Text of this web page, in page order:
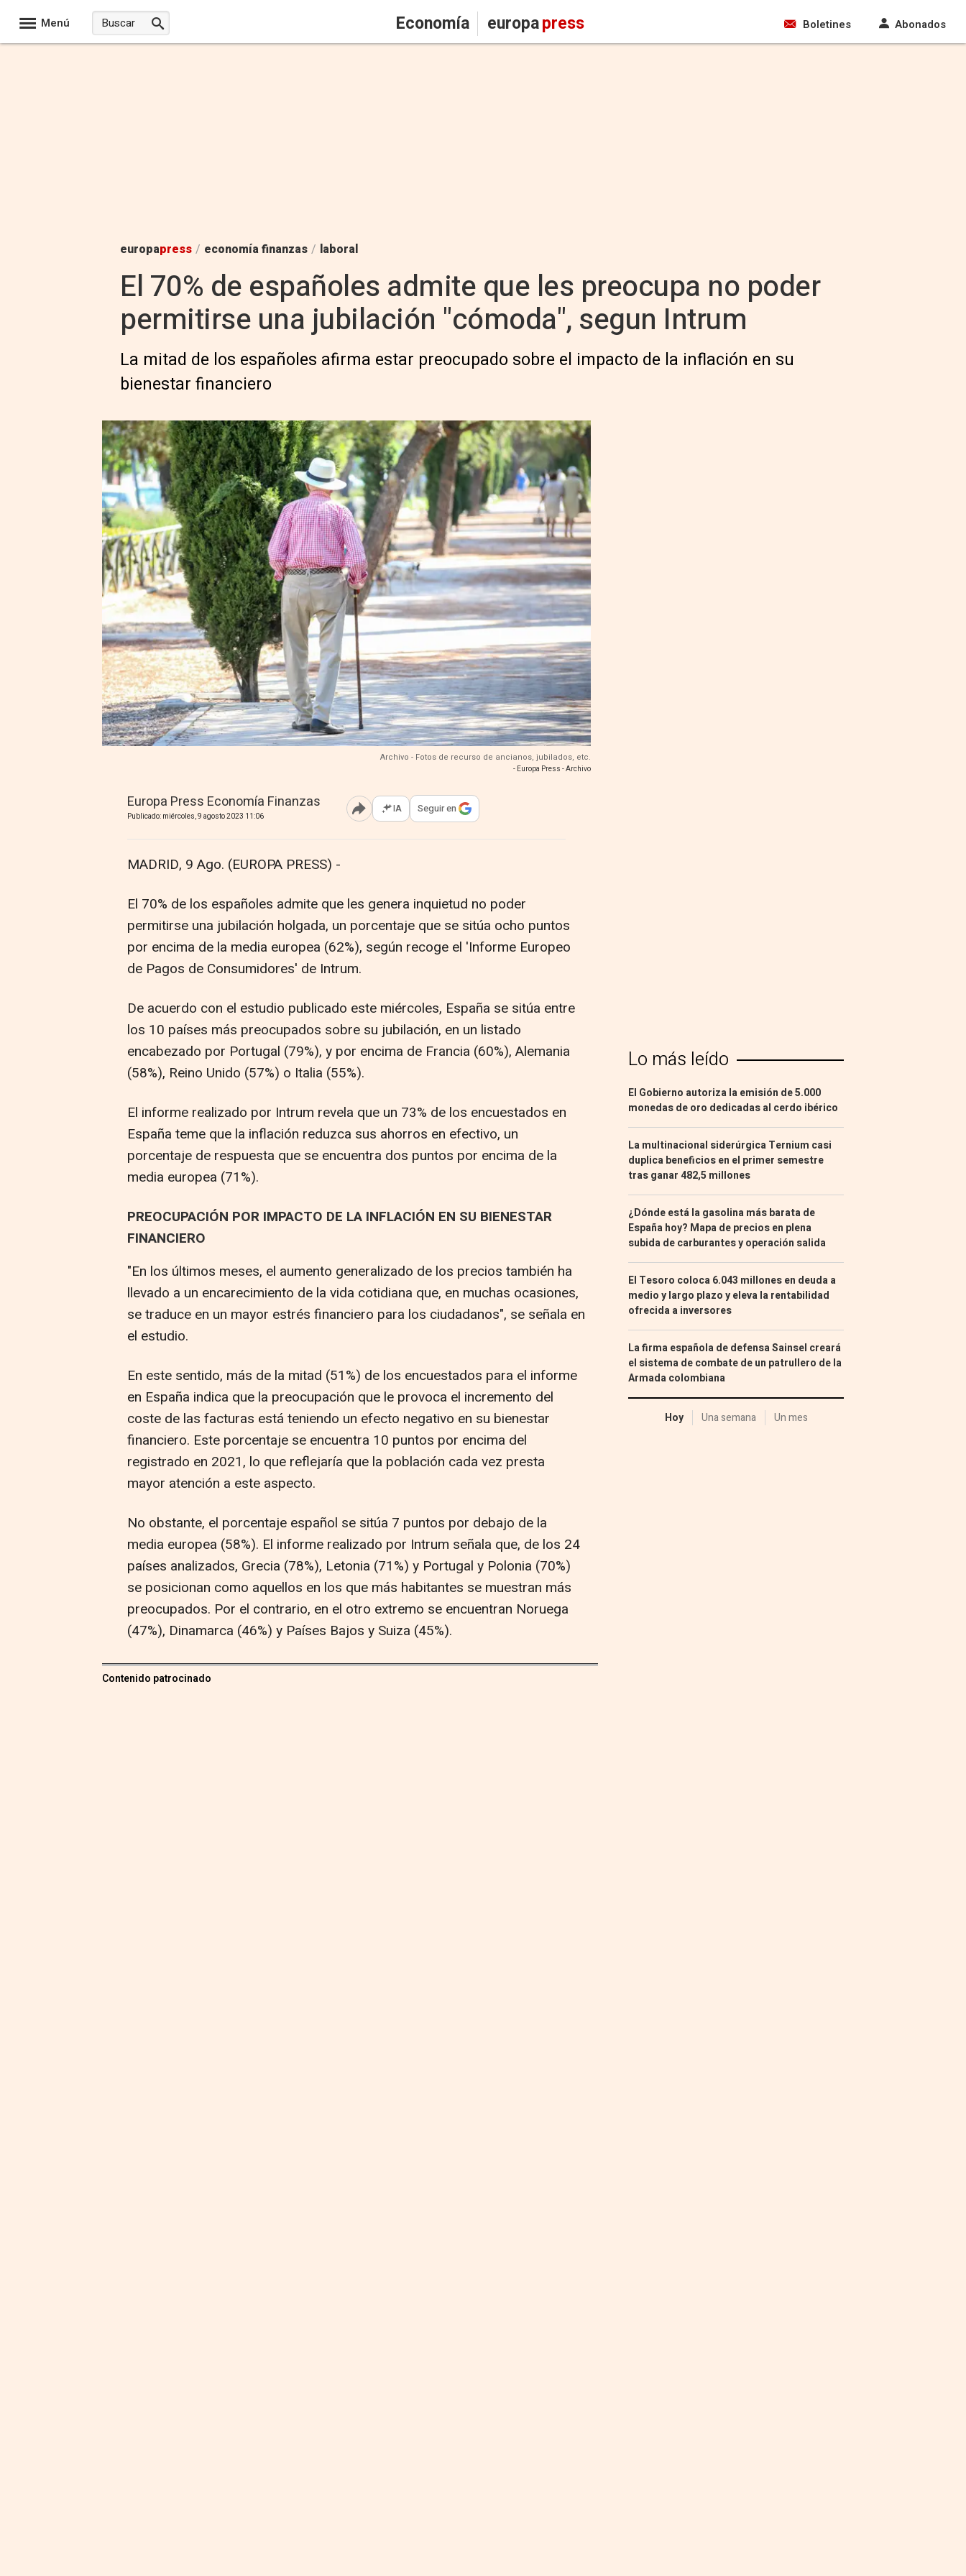
Menú Economía europapress Boletines Abonados
europapress / economía finanzas / laboral
El 70% de españoles admite que les preocupa no poder
permitirse una jubilación "cómoda", segun Intrum
La mitad de los españoles afirma estar preocupado sobre el impacto de la inflación en su
bienestar financiero
Archivo - Fotos de recurso de ancianos, jubilados, etc.
- Europa Press - Archivo
Europa Press Economía Finanzas
Publicado: miércoles, 9 agosto 2023 11:06 Abrir opciones para compartir
IA Seguir en
MADRID, 9 Ago. (EUROPA PRESS) -
El 70% de los españoles admite que les genera inquietud no poder
permitirse una jubilación holgada, un porcentaje que se sitúa ocho puntos
por encima de la media europea (62%), según recoge el 'Informe Europeo
de Pagos de Consumidores' de Intrum.
De acuerdo con el estudio publicado este miércoles, España se sitúa entre
los 10 países más preocupados sobre su jubilación, en un listado
encabezado por Portugal (79%), y por encima de Francia (60%), Alemania
(58%), Reino Unido (57%) o Italia (55%).
El informe realizado por Intrum revela que un 73% de los encuestados en
España teme que la inflación reduzca sus ahorros en efectivo, un
porcentaje de respuesta que se encuentra dos puntos por encima de la
media europea (71%).
PREOCUPACIÓN POR IMPACTO DE LA INFLACIÓN EN SU BIENESTAR
FINANCIERO
"En los últimos meses, el aumento generalizado de los precios también ha
llevado a un encarecimiento de la vida cotidiana que, en muchas ocasiones,
se traduce en un mayor estrés financiero para los ciudadanos", se señala en
el estudio.
En este sentido, más de la mitad (51%) de los encuestados para el informe
en España indica que la preocupación que le provoca el incremento del
coste de las facturas está teniendo un efecto negativo en su bienestar
financiero. Este porcentaje se encuentra 10 puntos por encima del
registrado en 2021, lo que reflejaría que la población cada vez presta
mayor atención a este aspecto.
No obstante, el porcentaje español se sitúa 7 puntos por debajo de la
media europea (58%). El informe realizado por Intrum señala que, de los 24
países analizados, Grecia (78%), Letonia (71%) y Portugal y Polonia (70%)
se posicionan como aquellos en los que más habitantes se muestran más
preocupados. Por el contrario, en el otro extremo se encuentran Noruega
(47%), Dinamarca (46%) y Países Bajos y Suiza (45%).
Contenido patrocinado
Lo más leído
El Gobierno autoriza la emisión de 5.000
monedas de oro dedicadas al cerdo ibérico
La multinacional siderúrgica Ternium casi
duplica beneficios en el primer semestre
tras ganar 482,5 millones
¿Dónde está la gasolina más barata de
España hoy? Mapa de precios en plena
subida de carburantes y operación salida
El Tesoro coloca 6.043 millones en deuda a
medio y largo plazo y eleva la rentabilidad
ofrecida a inversores
La firma española de defensa Sainsel creará
el sistema de combate de un patrullero de la
Armada colombiana
Hoy Una semana Un mes